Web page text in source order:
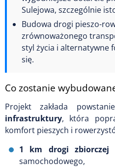
Sulejowa, szczególnie
Budowa drogi pieszo-
zrównoważonego
styl życia i alternatywne
się.
Co zostanie
Projekt zakłada
infrastruktury, która
komfort pieszych i
1 km drogi zbiorczej
samochodowego,